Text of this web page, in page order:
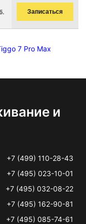
Записаться
7 Pro Max
и
+7 (499) 110-28-43
+7 (495) 023-10-01
+7 (495) 032-08-22
+7 (495) 162-90-81
+7 (495) 085-74-61